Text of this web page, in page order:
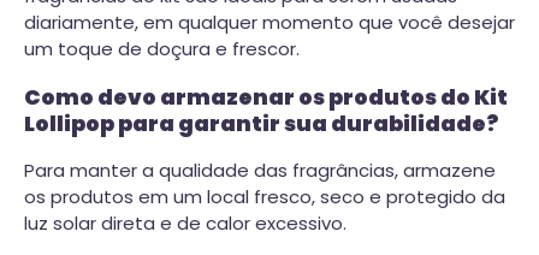
diariamente, em qualquer momento que você desejar
um toque de doçura e frescor.
Como devo armazenar os produtos do Kit
Lollipop para garantir sua durabilidade?
Para manter a qualidade das fragrâncias, armazene
os produtos em um local fresco, seco e protegido da
luz solar direta e de calor excessivo.